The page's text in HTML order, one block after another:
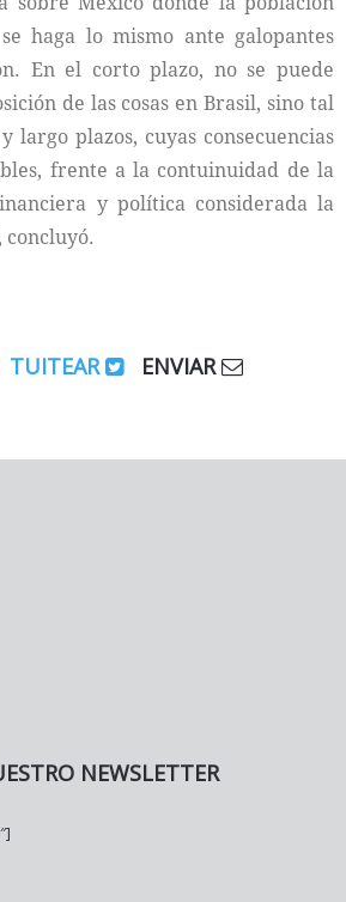
haga lo mismo ante galopantes
En el corto plazo, no se puede
de las cosas en Brasil, sino tal
largo plazos, cuyas consecuencias
frente a la contuinuidad de la
y política considerada la
TUITEAR
ENVIAR
NEWSLETTER